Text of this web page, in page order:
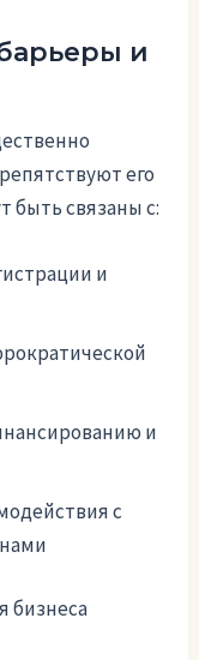
и
его
быть связаны с:
и
и
с
бизнеса